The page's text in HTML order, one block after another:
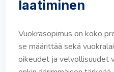
laatiminen
Vuokrasopimus on koko
se määrittää sekä
oikeudet ja velvollisuudet